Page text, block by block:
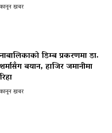
खबर
डिम्ब प्रकरणमा डा.
शर्मासँग बयान, हाजिर जमानीमा
रिहा
खबर